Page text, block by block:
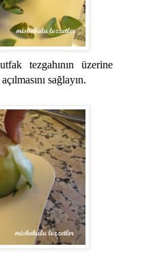
tezgahının üzerine
sağlayın.